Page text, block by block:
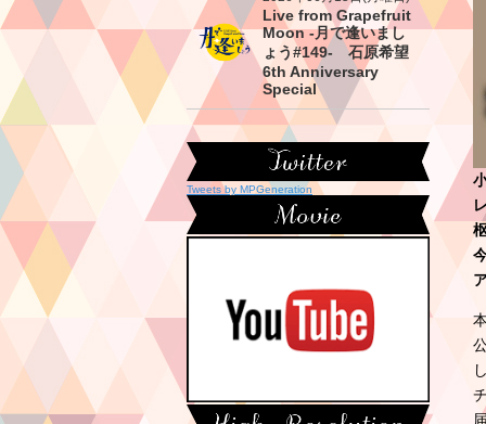
Live from Grapefruit
Moon -月で逢いまし
ょう#149- 石原希望
6th Anniversary
Special
Tweets by MPGeneration